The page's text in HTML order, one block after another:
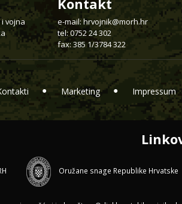
vojna
Kontakt
e-mail: hrvojnik@morh.hr
tel: 0752 24 302
fax: 385 1/3784 322
Marketing Impressum
Oružane snage Republike Hrvatske